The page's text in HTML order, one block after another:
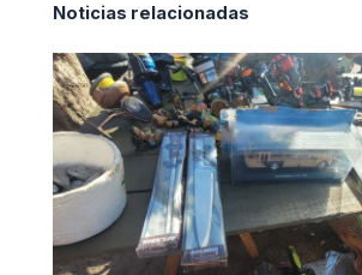
Noticias relacionadas